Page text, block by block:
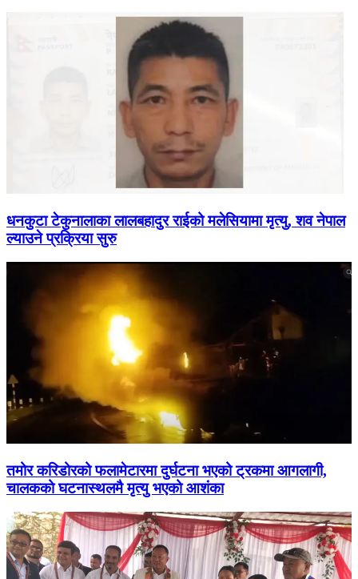
धनकुटा टेकुनालाका लालबहादुर राईको मलेसियामा मृत्यु, शव नेपाल
ल्याउने प्रक्रिया सुरु
तमोर करिडोरको फलामेटारमा दुर्घटना भएको ट्रकमा आगलागी,
चालकको घटनास्थलमै मृत्यु भएको आशंका